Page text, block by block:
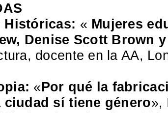
Históricas: « Mujeres
Denise Scott Brown y
docente en la AA,
«Por qué la
sí tiene género»,